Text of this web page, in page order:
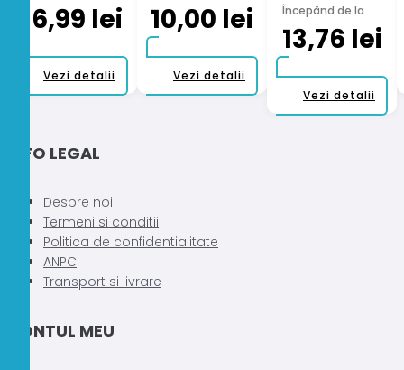
16,99 lei
Vezi detalii
produs
pot
fi
alese
pagina
10,00 lei
Vezi detalii
Acest
produs
are
Începând de la
13,76 lei
Vezi detalii
INFO LEGAL
Despre noi
Termeni si conditii
Politica de confidentialitate
ANPC
Transport si livrare
CONTUL MEU